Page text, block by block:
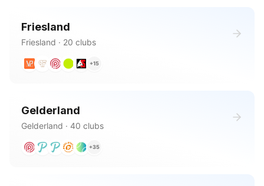
Friesland
Friesland · 20 clubs
+15
Gelderland
Gelderland · 40 clubs
+35